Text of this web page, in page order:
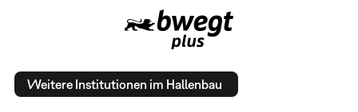
Weitere Institutionen im Hallenbau